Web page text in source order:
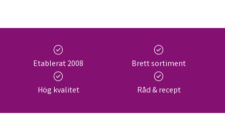
check_circle
Etablerat 2008
check_circle
Brett sortiment
check_circle
Hög kvalitet
check_circle
Råd & recept